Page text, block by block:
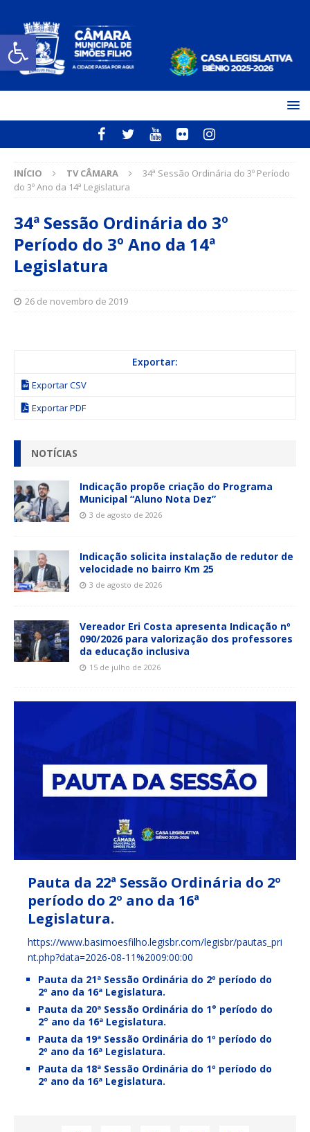
Open toolbar
INÍCIO TV CÂMARA
34ª Sessão Ordinária do 3º Período
do 3º Ano da 14ª Legislatura
34ª Sessão Ordinária do 3º
Período do 3º Ano da 14ª
Legislatura
26 de novembro de 2019
Exportar:
Exportar CSV
Exportar PDF
NOTÍCIAS
Indicação propõe criação do Programa
Municipal “Aluno Nota Dez”
3 de agosto de 2026
Indicação solicita instalação de redutor de
velocidade no bairro Km 25
3 de agosto de 2026
Vereador Eri Costa apresenta Indicação nº
090/2026 para valorização dos professores
da educação inclusiva
15 de julho de 2026
Pauta da 22ª Sessão Ordinária do 2º
período do 2º ano da 16ª
Legislatura.
https://www.basimoesfilho.legisbr.com/legisbr/pautas_pri
nt.php?data=2026-08-11%2009:00:00
Pauta da 21ª Sessão Ordinária do 2º período do
2º ano da 16ª Legislatura.
Pauta da 20ª Sessão Ordinária do 1° período do
2° ano da 16ª Legislatura.
Pauta da 19ª Sessão Ordinária do 1º período do
2º ano da 16ª Legislatura.
Pauta da 18ª Sessão Ordinária do 1º período do
2º ano da 16ª Legislatura.